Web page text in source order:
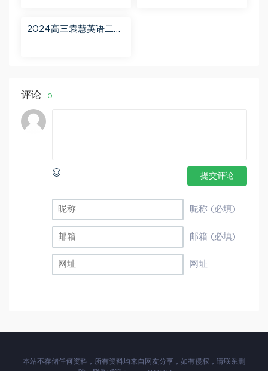
2024高三袁慧英语二轮
评论 0
提交评论
昵称 (必填)
邮箱 (必填)
网址
本站不存储任何资料，所有资料均来自网友分享，如有侵权，请联系删